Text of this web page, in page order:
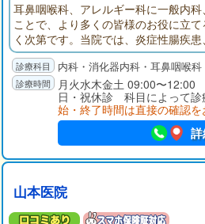
耳鼻咽喉科、アレルギー科に一般内
ことで、より多くの皆様のお役に立
く次第です。当院では、炎症性腸疾
疫異常疾患を専門としていますので
鏡での胃カメラ検査も行っています(
内科・消化器内科・耳鼻咽喉
月火水木金土 09:00〜
日・祝休診 科目によって
始・終了時間は直接の確認
詳
山本医院